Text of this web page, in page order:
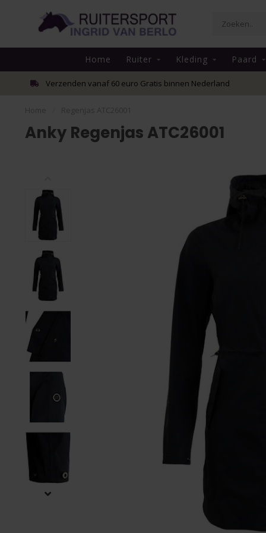
Home Ruiter Kleding Paard
Verzenden vanaf 60 euro Gratis binnen Nederland
Anky Regenjas ATC26001